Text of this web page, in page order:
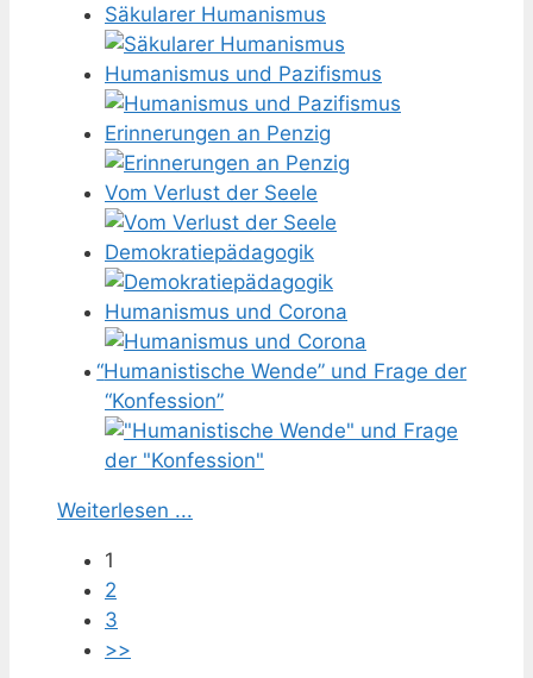
Säkularer Humanismus
Humanismus und Pazifismus
Erinnerungen an Penzig
Vom Verlust der Seele
Demokratiepädagogik
Humanismus und Corona
“Humanistische Wende” und Frage der
“Konfession”
Weiterlesen ...
1
2
3
>>